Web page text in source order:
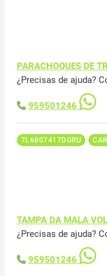
PARACHOQUES DE
¿Precisas de ajuda?
959501246
7L6807417DGRU
TAMPA DA MALA
¿Precisas de ajuda?
959501246